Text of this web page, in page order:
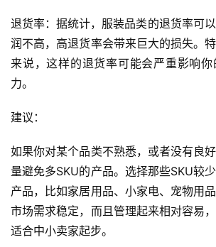
退货率：据统计，服装品类的退货率可
润不高，高退货率会带来巨大的损失。
来说，这样的退货率可能会严重影响
力。
建议：
如果你对某个品类不熟悉，或者没有良
量避免多SKU的产品。选择那些SKU较
产品，比如家居用品、小家电、宠物用
市场需求稳定，而且管理起来相对容易
适合中小卖家起步。